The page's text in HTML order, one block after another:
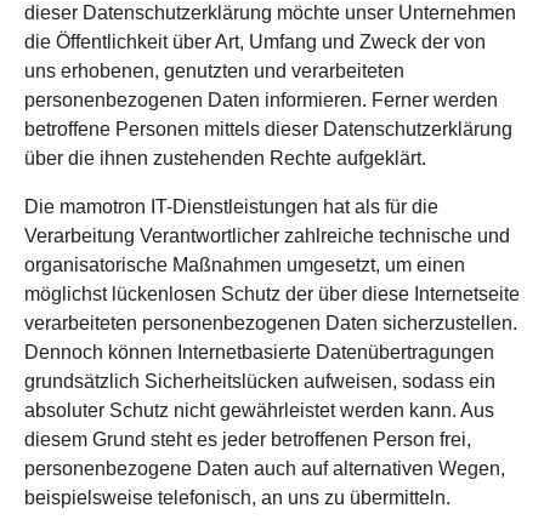
dieser Datenschutzerklärung möchte unser Unternehmen
die Öffentlichkeit über Art, Umfang und Zweck der von
uns erhobenen, genutzten und verarbeiteten
personenbezogenen Daten informieren. Ferner werden
betroffene Personen mittels dieser Datenschutzerklärung
über die ihnen zustehenden Rechte aufgeklärt.
Die mamotron IT-Dienstleistungen hat als für die
Verarbeitung Verantwortlicher zahlreiche technische und
organisatorische Maßnahmen umgesetzt, um einen
möglichst lückenlosen Schutz der über diese Internetseite
verarbeiteten personenbezogenen Daten sicherzustellen.
Dennoch können Internetbasierte Datenübertragungen
grundsätzlich Sicherheitslücken aufweisen, sodass ein
absoluter Schutz nicht gewährleistet werden kann. Aus
diesem Grund steht es jeder betroffenen Person frei,
personenbezogene Daten auch auf alternativen Wegen,
beispielsweise telefonisch, an uns zu übermitteln.